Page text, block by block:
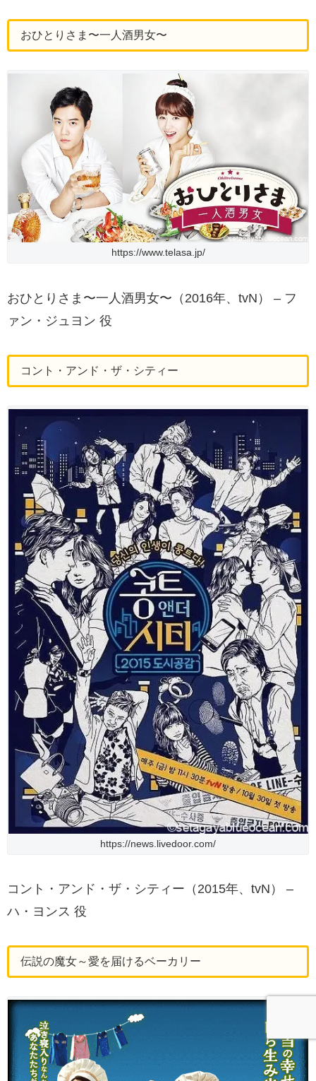
おひとりさま〜一人酒男女〜
https://www.telasa.jp/
おひとりさま〜一人酒男女〜（2016年、tvN） – フ
ァン・ジュヨン 役
コント・アンド・ザ・シティー
https://news.livedoor.com/
コント・アンド・ザ・シティー（2015年、tvN） –
ハ・ヨンス 役
伝説の魔女～愛を届けるベーカリー